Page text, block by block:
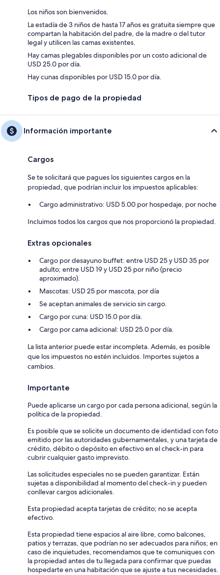
Los niños son bienvenidos.
La estadía de 3 niños de hasta 17 años es gratuita siempre que
compartan la habitación del padre, de la madre o del tutor
legal y utilicen las camas existentes.
Hay camas plegables disponibles por un costo adicional de
USD 25.0 por día.
Hay cunas disponibles por USD 15.0 por día.
Tipos de pago de la propiedad
Información importante
Cargos
Se te solicitará que pagues los siguientes cargos en la
propiedad, que podrían incluir los impuestos aplicables:
Cargo administrativo: USD 5.00 por hospedaje, por noche
Incluimos todos los cargos que nos proporcionó la propiedad.
Extras opcionales
Cargo por desayuno buffet: entre USD 25 y USD 35 por
adulto; entre USD 19 y USD 25 por niño (precio
aproximado).
Mascotas: USD 25 por mascota, por día
Se aceptan animales de servicio sin cargo.
Cargo por cuna: USD 15.0 por día.
Cargo por cama adicional: USD 25.0 por día.
La lista anterior puede estar incompleta. Además, es posible
que los impuestos no estén incluidos. Importes sujetos a
cambios.
Importante
Puede aplicarse un cargo por cada persona adicional, según la
política de la propiedad.
Es posible que se solicite un documento de identidad con foto
emitido por las autoridades gubernamentales, y una tarjeta de
crédito, débito o depósito en efectivo en el check-in para
cubrir cualquier gasto imprevisto.
Las solicitudes especiales no se pueden garantizar. Están
sujetas a disponibilidad al momento del check-in y pueden
conllevar cargos adicionales.
Esta propiedad acepta tarjetas de crédito; no se acepta
efectivo.
Esta propiedad tiene espacios al aire libre, como balcones,
patios y terrazas, que podrían no ser adecuados para niños; en
caso de inquietudes, recomendamos que te comuniques con
la propiedad antes de tu llegada para confirmar que puedas
hospedarte en una habitación que se ajuste a tus necesidades.